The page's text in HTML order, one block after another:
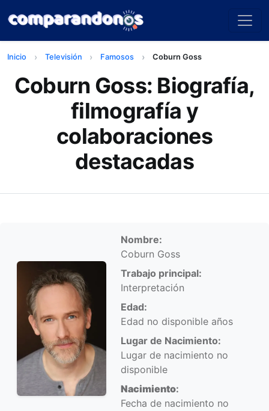
Inicio Televisión Famosos Coburn Goss
Coburn Goss: Biografía,
filmografía y
colaboraciones
destacadas
Información personal
Nombre:
Coburn Goss
Trabajo principal:
Interpretación
Edad:
Edad no disponible años
Lugar de Nacimiento:
Lugar de nacimiento no
disponible
Nacimiento:
Fecha de nacimiento no